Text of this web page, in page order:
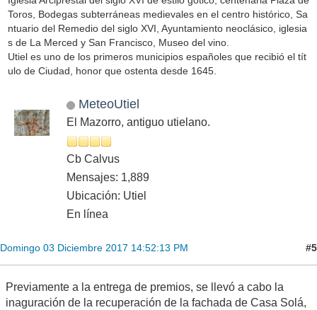
Toros, Bodegas subterráneas medievales en el centro histórico, Sa
ntuario del Remedio del siglo XVI, Ayuntamiento neoclásico, iglesia
s de La Merced y San Francisco, Museo del vino.
Utiel es uno de los primeros municipios españoles que recibió el tít
ulo de Ciudad, honor que ostenta desde 1645.
MeteoUtiel
El Mazorro, antiguo utielano.
Cb Calvus
Mensajes: 1,889
Ubicación: Utiel
En línea
Domingo 03 Diciembre 2017 14:52:13 PM #5
Previamente a la entrega de premios, se llevó a cabo la
inaguración de la recuperación de la fachada de Casa Solá,